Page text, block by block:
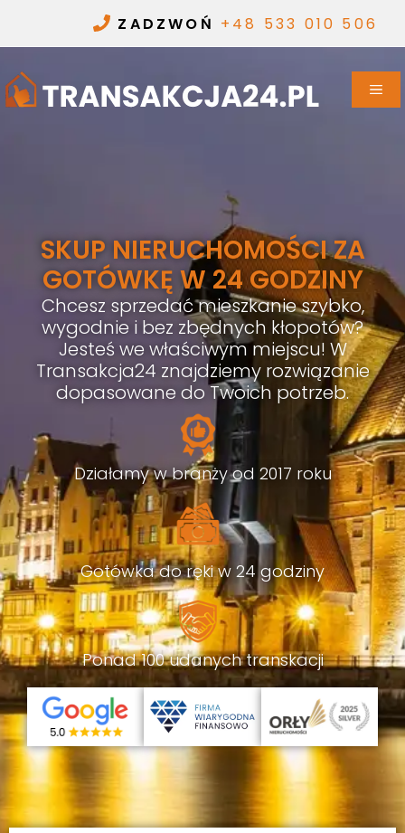
ZADZWOŃ +48 533 010 506
SKUP NIERUCHOMOŚCI ZA
GOTÓWKĘ W 24 GODZINY
Chcesz sprzedać mieszkanie szybko,
wygodnie i bez zbędnych kłopotów?
Jesteś we właściwym miejscu! W
Transakcja24 znajdziemy rozwiązanie
dopasowane do Twoich potrzeb.
Działamy w branży od 2017 roku
Gotówka do ręki w 24 godziny
Ponad 100 udanych transkacji